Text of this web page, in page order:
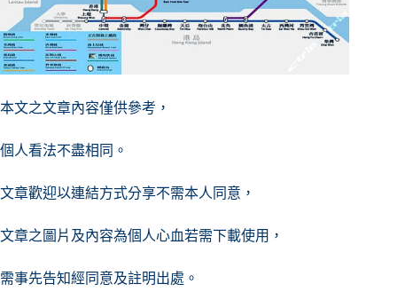
本文之文章內容僅供參考，
個人看法不盡相同。
文章歡迎以連結方式分享不需本人同意，
文章之圖片及內容為個人心血若需下載使用，
需事先告知經同意及註明出處。